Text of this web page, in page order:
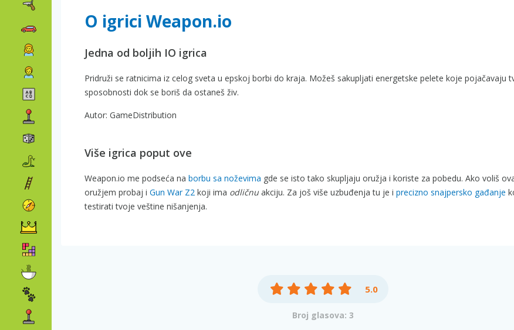
O igrici Weapon.io
Jedna od boljih IO igrica
Pridruži se ratnicima iz celog sveta u epskoj borbi do kraja. Možeš sakupljati energetske pelete koje pojačavaju
sposobnosti dok se boriš da ostaneš živ.
Autor: GameDistribution
Više igrica poput ove
Weapon.io me podseća na borbu sa noževima gde se isto tako skupljaju oružja i koriste za pobedu. Ako voliš
oružjem probaj i Gun War Z2 koji ima odličnu akciju. Za još više uzbuđenja tu je i precizno snajpersko gađanje
testirati tvoje veštine nišanjenja.
5.0
Broj glasova: 3